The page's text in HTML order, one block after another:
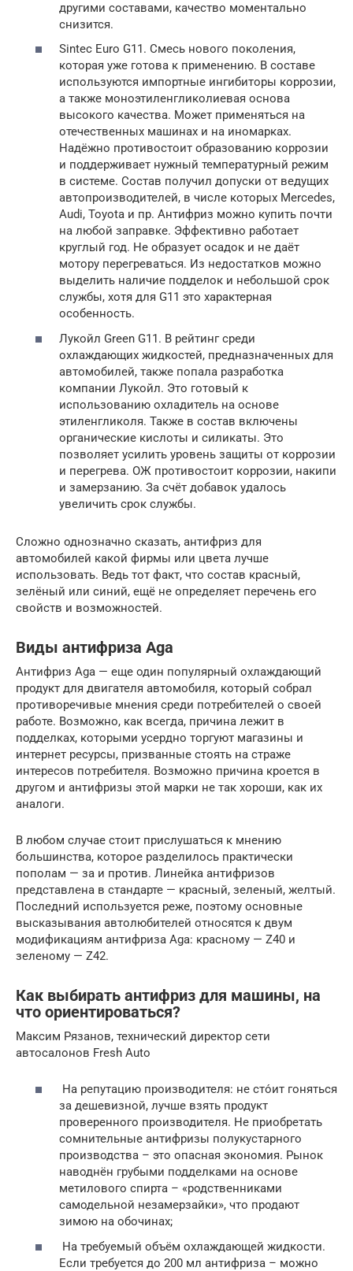
другими составами, качество моментально
снизится.
Sintec Euro G11. Смесь нового поколения,
которая уже готова к применению. В составе
используются импортные ингибиторы коррозии,
а также моноэтиленгликолиевая основа
высокого качества. Может применяться на
отечественных машинах и на иномарках.
Надёжно противостоит образованию коррозии
и поддерживает нужный температурный режим
в системе. Состав получил допуски от ведущих
автопроизводителей, в числе которых Mercedes,
Audi, Toyota и пр. Антифриз можно купить почти
на любой заправке. Эффективно работает
круглый год. Не образует осадок и не даёт
мотору перегреваться. Из недостатков можно
выделить наличие подделок и небольшой срок
службы, хотя для G11 это характерная
особенность.
Лукойл Green G11. В рейтинг среди
охлаждающих жидкостей, предназначенных для
автомобилей, также попала разработка
компании Лукойл. Это готовый к
использованию охладитель на основе
этиленгликоля. Также в состав включены
органические кислоты и силикаты. Это
позволяет усилить уровень защиты от коррозии
и перегрева. ОЖ противостоит коррозии, накипи
и замерзанию. За счёт добавок удалось
увеличить срок службы.
Сложно однозначно сказать, антифриз для
автомобилей какой фирмы или цвета лучше
использовать. Ведь тот факт, что состав красный,
зелёный или синий, ещё не определяет перечень его
свойств и возможностей.
Виды антифриза Aga
Антифриз Aga — еще один популярный охлаждающий
продукт для двигателя автомобиля, который собрал
противоречивые мнения среди потребителей о своей
работе. Возможно, как всегда, причина лежит в
подделках, которыми усердно торгуют магазины и
интернет ресурсы, призванные стоять на страже
интересов потребителя. Возможно причина кроется в
другом и антифризы этой марки не так хороши, как их
аналоги.
В любом случае стоит прислушаться к мнению
большинства, которое разделилось практически
пополам — за и против. Линейка антифризов
представлена в стандарте — красный, зеленый, желтый.
Последний используется реже, поэтому основные
высказывания автолюбителей относятся к двум
модификациям антифриза Aga: красному — Z40 и
зеленому — Z42.
Как выбирать антифриз для машины, на
что ориентироваться?
Максим Рязанов, технический директор сети
автосалонов Fresh Auto
На репутацию производителя: не сто́ит гоняться
за дешевизной, лучше взять продукт
проверенного производителя. Не приобретать
сомнительные антифризы полукустарного
производства – это опасная экономия. Рынок
наводнён грубыми подделками на основе
метилового спирта – «родственниками
самодельной незамерзайки», что продают
зимою на обочинах;
На требуемый объём охлаждающей жидкости.
Если требуется до 200 мл антифриза – можно